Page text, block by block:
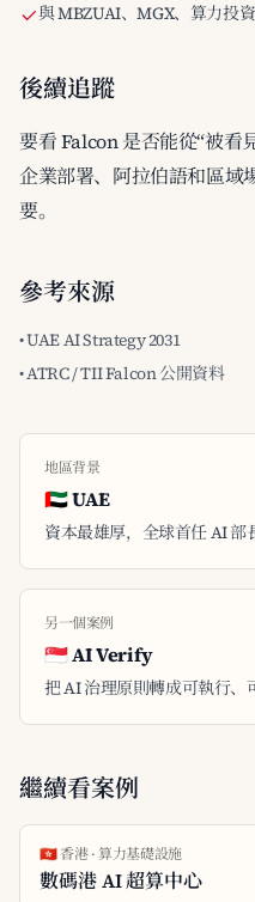
與 MBZUAI、MGX、算力投
後續追蹤
要看 Falcon 是否能從“被看
企業部署、阿拉伯語和區域
要。
參考來源
• UAE AI Strategy 2031
• ATRC / TII Falcon 公開資料
地區背景
🇦🇪 UAE
資本最雄厚，全球首任 AI 部
另一個案例
🇸🇬 AI Verify
把 AI 治理原則轉成可執行、
繼續看案例
🇭🇰 香港 · 算力基礎設施
數碼港 AI 超算中心